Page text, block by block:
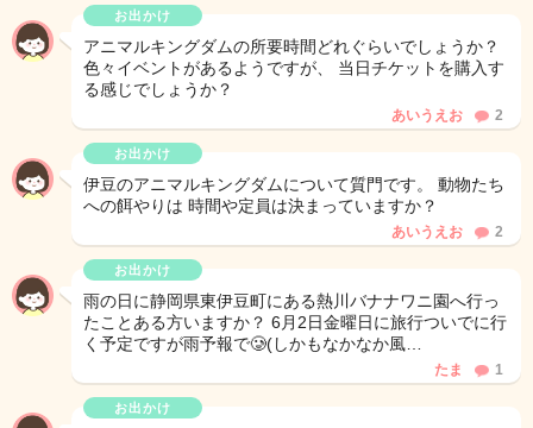
お出かけ
アニマルキングダムの所要時間どれぐらいでしょうか？
色々イベントがあるようですが、 当日チケットを購入す
る感じでしょうか？
あいうえお 2
お出かけ
伊豆のアニマルキングダムについて質門です。 動物たち
への餌やりは 時間や定員は決まっていますか？
あいうえお 2
お出かけ
雨の日に静岡県東伊豆町にある熱川バナナワニ園へ行っ
たことある方いますか？ 6月2日金曜日に旅行ついでに行
く予定ですが雨予報で🥲(しかもなかなか風…
たま 1
お出かけ